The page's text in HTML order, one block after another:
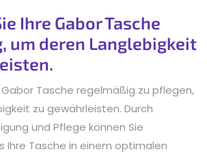
Ihre Gabor Tasche
um deren Langlebigkeit
Gabor Tasche regelmäßig zu pflegen,
zu gewährleisten. Durch
und Pflege können Sie
Ihre Tasche in einem optimalen